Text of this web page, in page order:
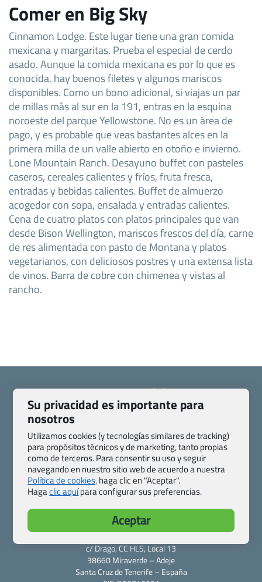
Comer en Big Sky
Cinnamon Lodge. Este lugar tiene una gran comida
mexicana y margaritas. Prueba el especial de cerdo
asado. Aunque la comida mexicana es por lo que es
conocida, hay buenos filetes y algunos mariscos
disponibles. Como un bono adicional, si viajas un par
de millas más al sur en la 191, entras en la esquina
noroeste del parque Yellowstone. No es un área de
pago, y es probable que veas bastantes alces en la
primera milla de un valle abierto en otoño e invierno.
Lone Mountain Ranch. Desayuno buffet con pasteles
caseros, cereales calientes y fríos, fruta fresca,
entradas y bebidas calientes. Buffet de almuerzo
acogedor con sopa, ensalada y entradas calientes.
Cena de cuatro platos con platos principales que van
desde Bison Wellington, mariscos frescos del día, carne
de res alimentada con pasto de Montana y platos
vegetarianos, con deliciosos postres y una extensa lista
de vinos. Barra de cobre con chimenea y vistas al
rancho.
Pasaporte, Visado, Salud y otras disposiciones específicas
Blog de Viajes.com
Registro de agencias
Preguntas frecuentes
Condiciones generales
Política de privacidad y cookies
Transparencia
Todas las páginas – sitemap
Viajes.com
c/ Drago, CC HLS, Local 13
38660 Miraverde – Adeje
Santa Cruz de Tenerife – España
Su privacidad es importante para
nosotros
Utilizamos cookies (y tecnologías similares de tracking)
para propósitos técnicos y de marketing, tanto propias
como de terceros. Para consentir su uso y seguir
navegando en nuestro sitio web de acuerdo a nuestra
Política de cookies,haga clic en "Aceptar".
Hagaclic aquípara configurar sus preferencias.
Aceptar